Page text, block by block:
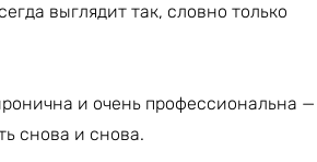
выглядит так, словно только
и очень профессиональна —
снова и снова.